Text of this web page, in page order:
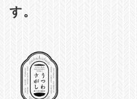
す。